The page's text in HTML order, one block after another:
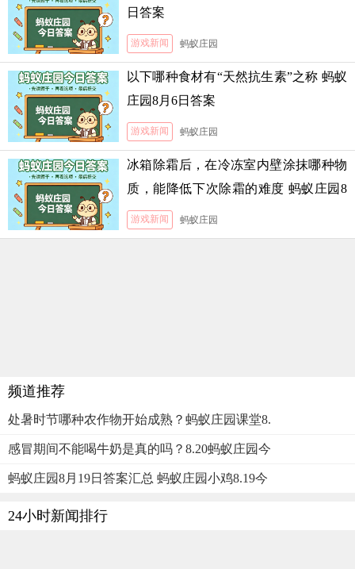
日答案
游戏新闻 蚂蚁庄园
以下哪种食材有“天然抗生素”之称 蚂蚁
庄园8月6日答案
游戏新闻 蚂蚁庄园
冰箱除霜后，在冷冻室内壁涂抹哪种物
质，能降低下次除霜的难度 蚂蚁庄园8
月5日答案
游戏新闻 蚂蚁庄园
频道推荐
处暑时节哪种农作物开始成熟？蚂蚁庄园课堂8.
感冒期间不能喝牛奶是真的吗？8.20蚂蚁庄园今
蚂蚁庄园8月19日答案汇总 蚂蚁庄园小鸡8.19今
24小时新闻排行